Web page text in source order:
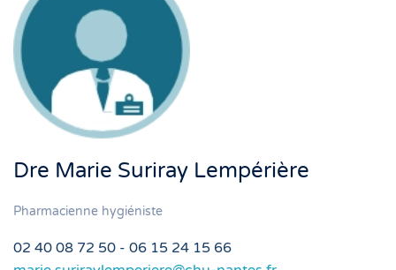
Dre Marie Suriray Lempérière
Pharmacienne hygiéniste
02 40 08 72 50 - 06 15 24 15 66